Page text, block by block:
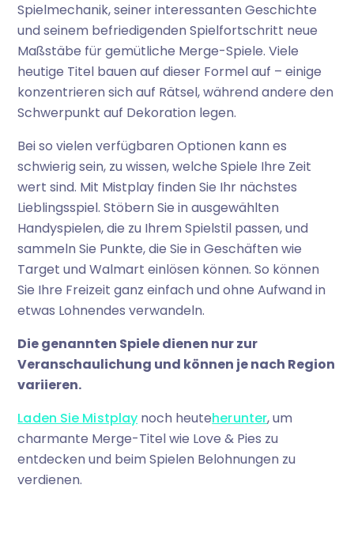
Spielmechanik, seiner interessanten Geschichte
und seinem befriedigenden Spielfortschritt neue
Maßstäbe für gemütliche Merge-Spiele. Viele
heutige Titel bauen auf dieser Formel auf – einige
konzentrieren sich auf Rätsel, während andere den
Schwerpunkt auf Dekoration legen.
Bei so vielen verfügbaren Optionen kann es
schwierig sein, zu wissen, welche Spiele Ihre Zeit
wert sind. Mit Mistplay finden Sie Ihr nächstes
Lieblingsspiel. Stöbern Sie in ausgewählten
Handyspielen, die zu Ihrem Spielstil passen, und
sammeln Sie Punkte, die Sie in Geschäften wie
Target und Walmart einlösen können. So können
Sie Ihre Freizeit ganz einfach und ohne Aufwand in
etwas Lohnendes verwandeln.
Die genannten Spiele dienen nur zur
Veranschaulichung und können je nach Region
variieren.
Laden Sie Mistplay noch heuteherunter, um
charmante Merge-Titel wie Love & Pies zu
entdecken und beim Spielen Belohnungen zu
verdienen.